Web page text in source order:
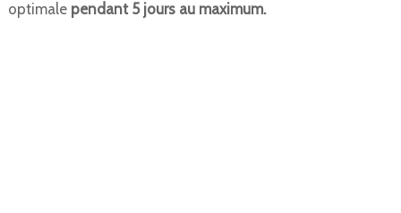
optimale pendant 5 jours au maximum.